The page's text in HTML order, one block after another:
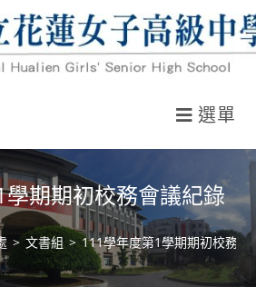
選單
期期初校務會議紀錄
> 文書組 > 111學年度第1學期期初校務會